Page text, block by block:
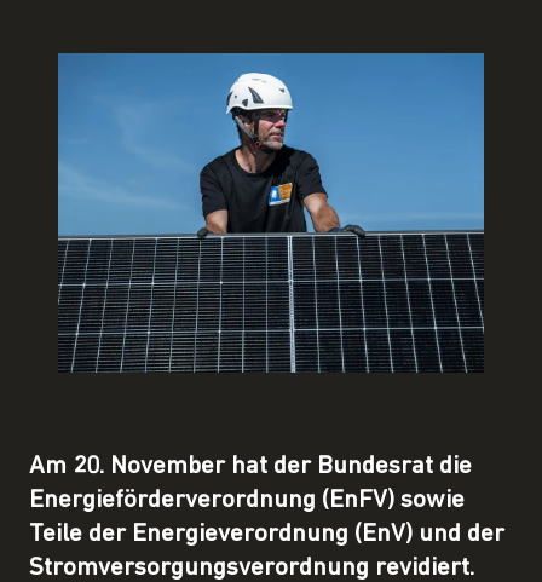
Am 20. November hat der Bundesrat die
Energieförderverordnung (EnFV) sowie
Teile der Energieverordnung (EnV) und der
Stromversorgungsverordnung revidiert.